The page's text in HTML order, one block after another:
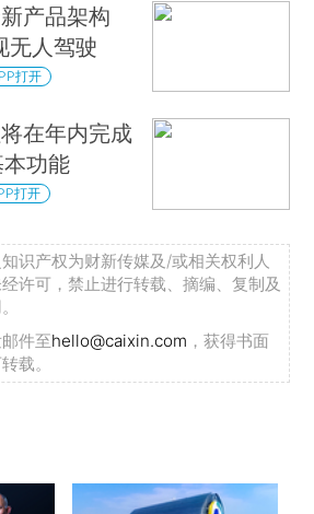
产品架构
无人驾驶
打开
在年内完成
功能
打开
识产权为财新传媒及/或相关权利人
许可，禁止进行转载、摘编、复制及
件至hello@caixin.com ，获得书面
载。